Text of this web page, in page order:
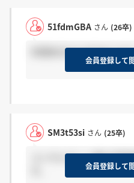
51fdmGBA さん (26卒)
年間休日が130日ありま
会員登録して
SM3t53si さん (25卒)
コンサルタント職は早
会員登録して